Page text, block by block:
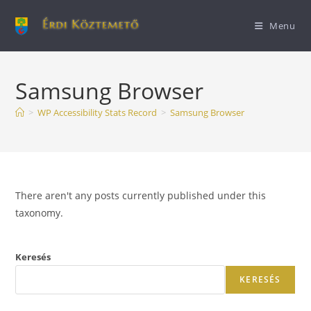
Menu
Samsung Browser
> WP Accessibility Stats Record > Samsung Browser
There aren't any posts currently published under this
taxonomy.
Keresés
KERESÉS